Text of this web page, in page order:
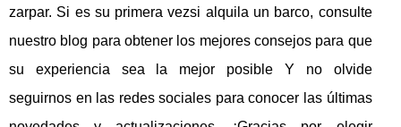
zarpar. Si es su primera vezsi alquila un barco, consulte
nuestro blog para obtener los mejores consejos para que
su experiencia sea la mejor posible Y no olvide
seguirnos en las redes sociales para conocer las últimas